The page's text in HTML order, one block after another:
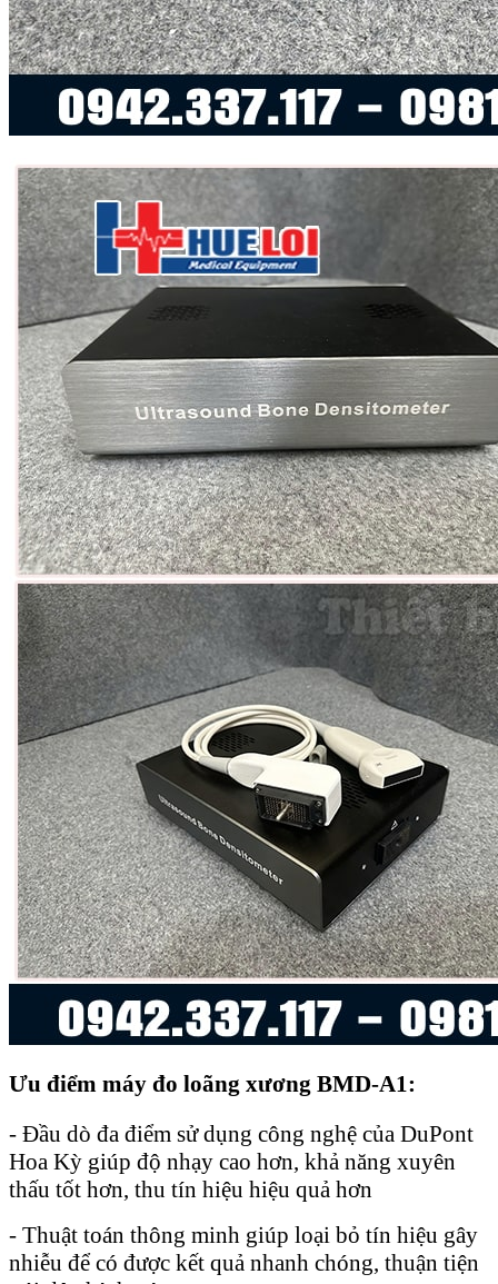
Ưu điểm máy đo loãng xương BMD-A1:
- Đầu dò đa điểm sử dụng công nghệ của DuPont
Hoa Kỳ giúp độ nhạy cao hơn, khả năng xuyên
thấu tốt hơn, thu tín hiệu hiệu quả hơn
- Thuật toán thông minh giúp loại bỏ tín hiệu gây
nhiễu để có được kết quả nhanh chóng, thuận tiện